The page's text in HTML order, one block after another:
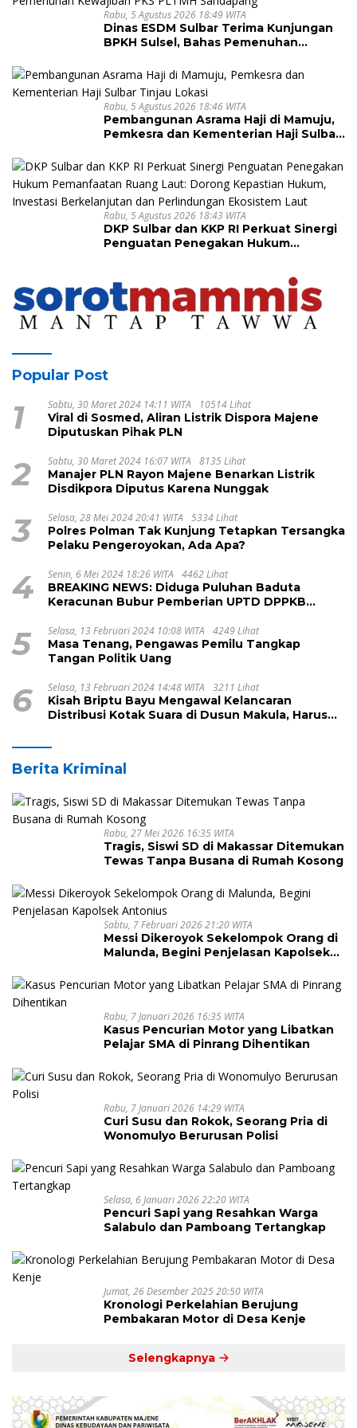
Rabu, 5 Agustus 2026 18:49 WITA
Dinas ESDM Sulbar Terima Kunjungan
BPKH Sulsel, Bahas Pemenuhan
Rabu, 5 Agustus 2026 18:46 WITA
Pembangunan Asrama Haji di Mamuju,
Pemkesra dan Kementerian Haji Sulbar
Rabu, 5 Agustus 2026 18:43 WITA
DKP Sulbar dan KKP RI Perkuat Sinergi
Penguatan Penegakan Hukum
Berkelanjutan dan Perlindungan
Ekosistem Laut
Popular Post
1 Sabtu, 30 Maret 2024 14:11 WITA 10514 Lihat
Viral di Sosmed, Aliran Listrik Dispora Majene
Diputuskan Pihak PLN
2 Sabtu, 30 Maret 2024 16:07 WITA 8135 Lihat
Manajer PLN Rayon Majene Benarkan Listrik
Disdikpora Diputus Karena Nunggak
3 Selasa, 28 Mei 2024 20:41 WITA 5334 Lihat
Polres Polman Tak Kunjung Tetapkan Tersangka
Pelaku Pengeroyokan, Ada Apa?
4 Senin, 6 Mei 2024 18:26 WITA 4462 Lihat
BREAKING NEWS: Diduga Puluhan Baduta
Keracunan Bubur Pemberian UPTD DPPKB
5 Selasa, 13 Februari 2024 10:08 WITA 4249 Lihat
Masa Tenang, Pengawas Pemilu Tangkap
Tangan Politik Uang
6 Selasa, 13 Februari 2024 14:48 WITA 3211 Lihat
Kisah Briptu Bayu Mengawal Kelancaran
Distribusi Kotak Suara di Dusun Makula, Harus
Berita Kriminal
Rabu, 27 Mei 2026 16:35 WITA
Tragis, Siswi SD di Makassar Ditemukan
Tewas Tanpa Busana di Rumah Kosong
Sabtu, 7 Februari 2026 21:20 WITA
Messi Dikeroyok Sekelompok Orang di
Malunda, Begini Penjelasan Kapolsek
Rabu, 7 Januari 2026 16:35 WITA
Kasus Pencurian Motor yang Libatkan
Pelajar SMA di Pinrang Dihentikan
Rabu, 7 Januari 2026 14:29 WITA
Curi Susu dan Rokok, Seorang Pria di
Wonomulyo Berurusan Polisi
Selasa, 6 Januari 2026 22:20 WITA
Pencuri Sapi yang Resahkan Warga
Salabulo dan Pamboang Tertangkap
Jumat, 26 Desember 2025 20:50 WITA
Kronologi Perkelahian Berujung
Pembakaran Motor di Desa Kenje
Selengkapnya